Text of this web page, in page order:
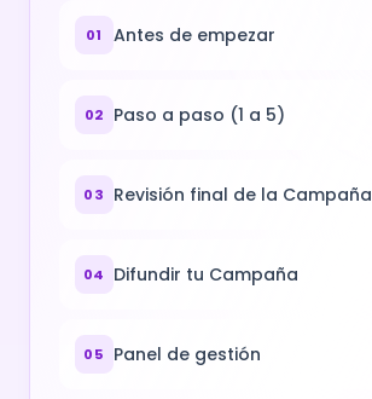
01 Antes de empezar
02 Paso a paso (1 a 5)
03 Revisión final de la Campaña
04 Difundir tu Campaña
05 Panel de gestión